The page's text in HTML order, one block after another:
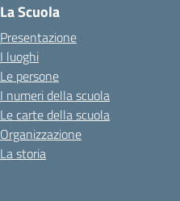
La Scuola
Presentazione
I luoghi
Le persone
I numeri della scuola
Le carte della scuola
Organizzazione
La storia